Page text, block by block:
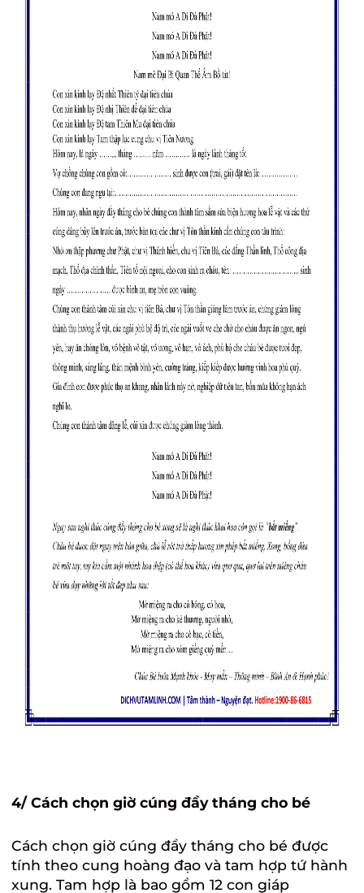
4/ Cách chọn giờ cúng đầy tháng cho bé
Cách chọn giờ cúng đầy tháng cho bé được
tính theo cung hoàng đạo và tam hợp tứ hành
xung. Tam hợp là bao gồm 12 con giáp